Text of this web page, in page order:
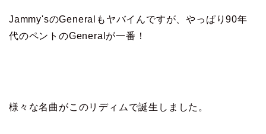
Jammy'sのGeneralもヤバイんですが、やっぱり90年
代のペントのGeneralが一番！
様々な名曲がこのリディムで誕生しました。